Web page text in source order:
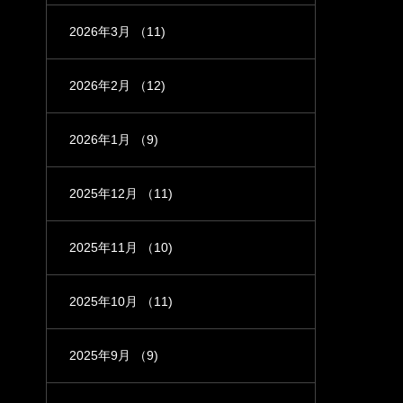
2026年3月 （11)
2026年2月 （12)
2026年1月 （9)
2025年12月 （11)
2025年11月 （10)
2025年10月 （11)
2025年9月 （9)